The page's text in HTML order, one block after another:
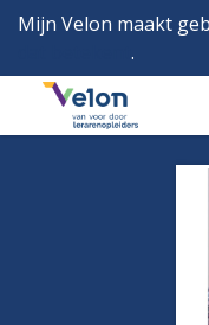
Mijn Velon maakt
.
Menu